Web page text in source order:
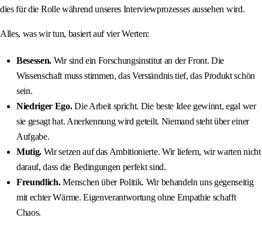
dies für die Rolle während unseres Interviewprozesses aussehen wird.
Alles, was wir tun, basiert auf vier Werten:
Besessen. Wir sind ein Forschungsinstitut an der Front. Die
Wissenschaft muss stimmen, das Verständnis tief, das Produkt schön
sein.
Niedriger Ego.Die Arbeit spricht. Die beste Idee gewinnt, egal wer
sie gesagt hat. Anerkennung wird geteilt. Niemand steht über einer
Aufgabe.
Mutig. Wir setzen auf das Ambitionierte. Wir liefern, wir warten nicht
darauf, dass die Bedingungen perfekt sind.
Freundlich.Menschen über Politik. Wir behandeln uns gegenseitig
mit echter Wärme. Eigenverantwortung ohne Empathie schafft
Chaos.